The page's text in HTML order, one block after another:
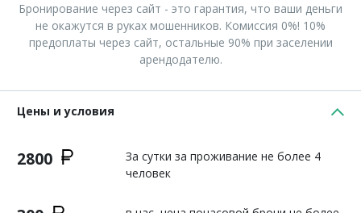
Бронирование через сайт - это гарантия, что ваши деньги
не окажутся в руках мошенников. Комиссия 0%! 10%
предоплаты через сайт, остальные 90% при заселении
арендодателю.
Цены и условия
2800
За сутки за проживание не более 4
человек